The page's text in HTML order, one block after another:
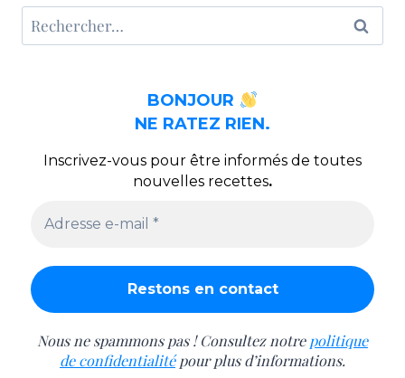
Rechercher :
BONJOUR
NE RATEZ RIEN.
Inscrivez-vous pour être informés de toutes
nouvelles recettes.
Nous ne spammons pas ! Consultez notre politique
de confidentialitépour plus d’informations.